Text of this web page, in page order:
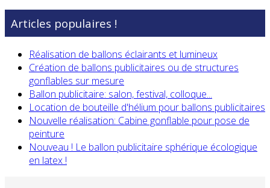
Articles populaires !
Réalisation de ballons éclairants et lumineux
Création de ballons publicitaires ou de structures
gonflables sur mesure
Ballon publicitaire: salon, festival, colloque...
Location de bouteille d'hélium pour ballons publicitaires
Nouvelle réalisation: Cabine gonflable pour pose de
peinture
Nouveau ! Le ballon publicitaire sphérique écologique
en latex !